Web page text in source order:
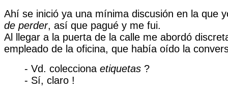
Ahí se inició ya una mínima discusión en la que
de perder, así que pagué y me fui.
Al llegar a la puerta de la calle me abordó
empleado de la oficina, que había oído la
- Vd. colecciona etiquetas ?
- Sí, claro !